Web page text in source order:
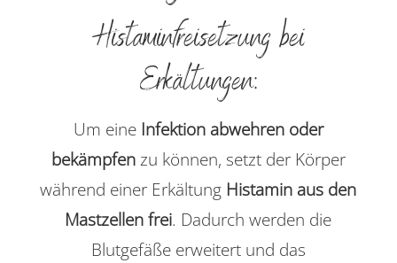
Histaminfreisetzung bei
Erkältungen:
Um eine Infektion abwehren oder
bekämpfenzu können, setzt der Körper
während einer Erkältung Histamin aus den
Mastzellen frei. Dadurch werden die
Blutgefäße erweitert und das